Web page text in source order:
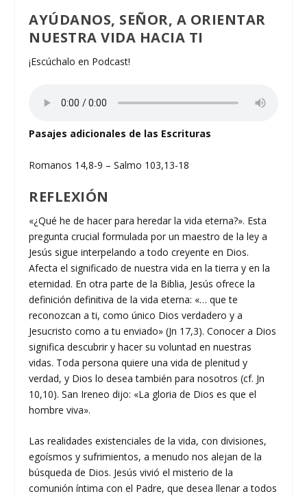
AYÚDANOS, SEÑOR, A ORIENTAR
NUESTRA VIDA HACIA TI
¡Escúchalo en Podcast!
Pasajes adicionales de las Escrituras
Romanos 14,8-9 – Salmo 103,13-18
REFLEXIÓN
«¿Qué he de hacer para heredar la vida eterna?». Esta
pregunta crucial formulada por un maestro de la ley a
Jesús sigue interpelando a todo creyente en Dios.
Afecta el significado de nuestra vida en la tierra y en la
eternidad. En otra parte de la Biblia, Jesús ofrece la
definición definitiva de la vida eterna: «… que te
reconozcan a ti, como único Dios verdadero y a
Jesucristo como a tu enviado» (Jn 17,3). Conocer a Dios
significa descubrir y hacer su voluntad en nuestras
vidas. Toda persona quiere una vida de plenitud y
verdad, y Dios lo desea también para nosotros (cf. Jn
10,10). San Ireneo dijo: «La gloria de Dios es que el
hombre viva».
Las realidades existenciales de la vida, con divisiones,
egoísmos y sufrimientos, a menudo nos alejan de la
búsqueda de Dios. Jesús vivió el misterio de la
comunión íntima con el Padre, que desea llenar a todos